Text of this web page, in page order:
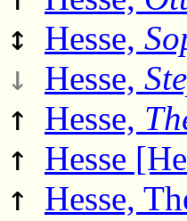
↕ Hesse,
↓ Hesse,
↑ Hesse,
↑ Hesse
↑ Hesse,